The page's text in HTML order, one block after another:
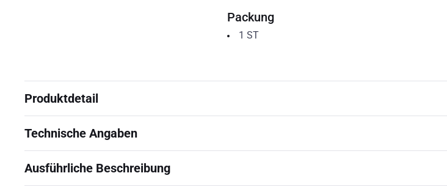
Packung
1 ST
Produktdetail
Technische Angaben
Ausführliche Beschreibung